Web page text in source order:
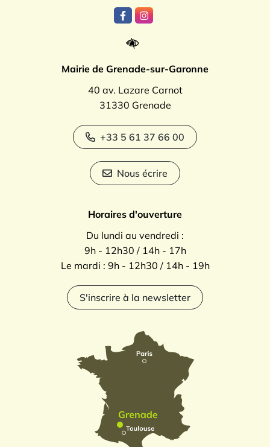
Lien vers le compte Facebook
Lien vers le compte
Mairie de Grenade-sur-Garonne
40 av. Lazare Carnot
31330 Grenade
+33 5 61 37 66 00
Nous écrire
Horaires d'ouverture
Du lundi au vendredi :
9h - 12h30 / 14h - 17h
Le mardi : 9h - 12h30 / 14h - 19h
S'inscrire à la newsletter